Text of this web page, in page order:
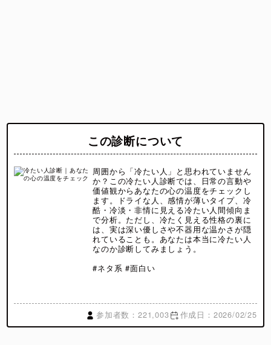
この診断について
周囲から「冷たい人」と思われていません
か？この冷たい人診断では、日常の言動や
価値観からあなたの心の温度をチェックし
ます。ドライな人、感情が薄いタイプ、冷
酷・冷淡・非情に見える冷たい人間傾向ま
で分析。ただし、冷たく見える性格の裏に
は、実は深い優しさや不器用な温かさが隠
れていることも。あなたは本当に冷たい人
なのか診断してみましょう。
#ネタ系 #面白い
参加者数：221,003 作成日：2026/02/25